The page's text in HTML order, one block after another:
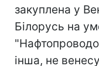
закуплена у
Білорусь на
інша, не